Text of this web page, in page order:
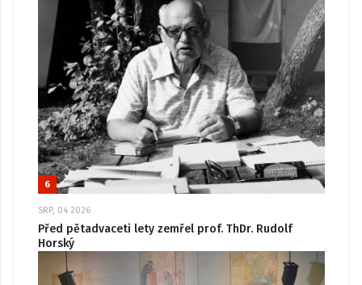
6
SRP, 04 2026
Před pětadvaceti lety zemřel prof. ThDr. Rudolf
Horský